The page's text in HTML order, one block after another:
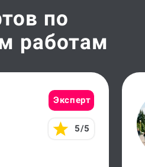
по
работам
Эксперт
5/5